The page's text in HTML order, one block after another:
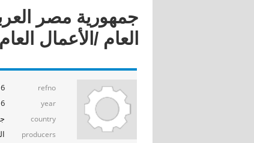
جمهورية مصر
العام /الأعمال العام 2016/2015
refno
year
country
producers